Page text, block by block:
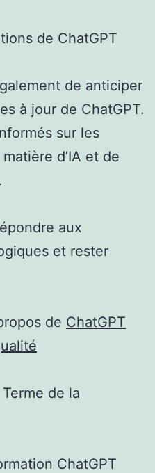
de ChatGPT
de anticiper
à jour de ChatGPT.
sur les
d’IA et de
aux
et rester
de ChatGPT
de la
ChatGPT